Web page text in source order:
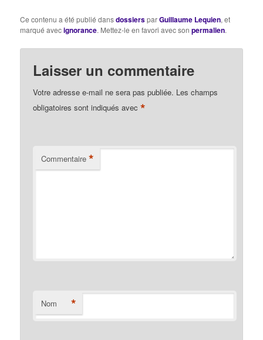
Ce contenu a été publié dansdossiersparGuillaume Lequien, et
marqué avecignorance. Mettez-le en favori avec sonpermalien.
Laisser un commentaire
Votre adresse e-mail ne sera pas publiée. Les champs
obligatoires sont indiqués avec*
Commentaire *
Nom *